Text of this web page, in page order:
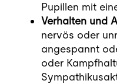
Pupillen mit
Verhalten und
nervös oder
angespannt
oder